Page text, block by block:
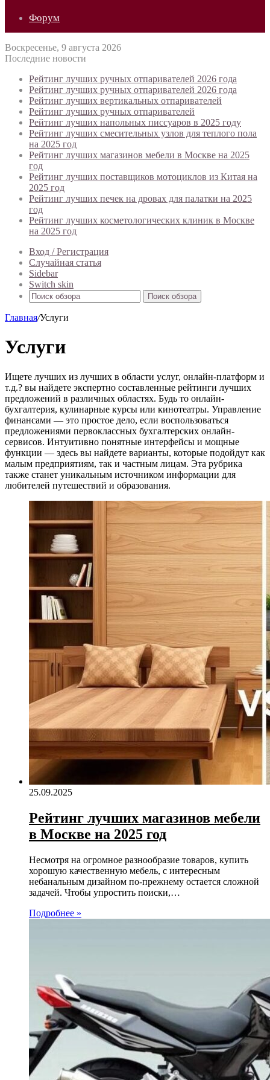
Форум
Воскресенье, 9 августа 2026
Последние новости
Рейтинг лучших ручных отпаривателей 2026 года
Рейтинг лучших ручных отпаривателей 2026 года
Рейтинг лучших вертикальных отпаривателей
Рейтинг лучших ручных отпаривателей
Рейтинг лучших напольных писсуаров в 2025 году
Рейтинг лучших смесительных узлов для теплого пола
на 2025 год
Рейтинг лучших магазинов мебели в Москве на 2025
год
Рейтинг лучших поставщиков мотоциклов из Китая на
2025 год
Рейтинг лучших печек на дровах для палатки на 2025
год
Рейтинг лучших косметологических клиник в Москве
на 2025 год
Вход / Регистрация
Случайная статья
Sidebar
Switch skin
Поиск обзора
Главная/Услуги
Услуги
Ищете лучших из лучших в области услуг, онлайн-платформ и
т.д.? вы найдете экспертно составленные рейтинги лучших
предложений в различных областях. Будь то онлайн-
бухгалтерия, кулинарные курсы или кинотеатры. Управление
финансами — это простое дело, если воспользоваться
предложениями первоклассных бухгалтерских онлайн-
сервисов. Интуитивно понятные интерфейсы и мощные
функции — здесь вы найдете варианты, которые подойдут как
малым предприятиям, так и частным лицам. Эта рубрика
также станет уникальным источником информации для
любителей путешествий и образования.
25.09.2025
Рейтинг лучших магазинов мебели
в Москве на 2025 год
Несмотря на огромное разнообразие товаров, купить
хорошую качественную мебель, с интересным
небанальным дизайном по-прежнему остается сложной
задачей. Чтобы упростить поиски,…
Подробнее »